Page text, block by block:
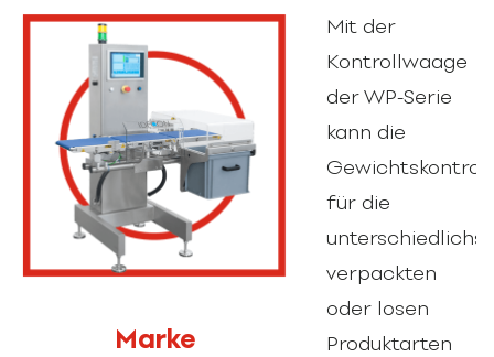
Marke
Mit der
Kontrollwaage
der WP-Serie
kann die
für die
verpackten
oder losen
Produktarten